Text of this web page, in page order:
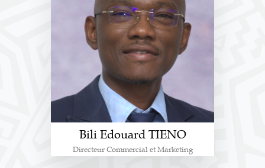
Bili Edouard TIENO
Directeur Commercial et Marketing